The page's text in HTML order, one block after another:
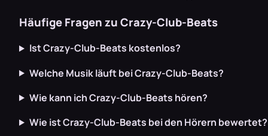
Häufige Fragen zu Crazy-Club-Beats
Ist Crazy-Club-Beats kostenlos?
Welche Musik läuft bei Crazy-Club-Beats?
Wie kann ich Crazy-Club-Beats hören?
Wie ist Crazy-Club-Beats bei den Hörern bewertet?